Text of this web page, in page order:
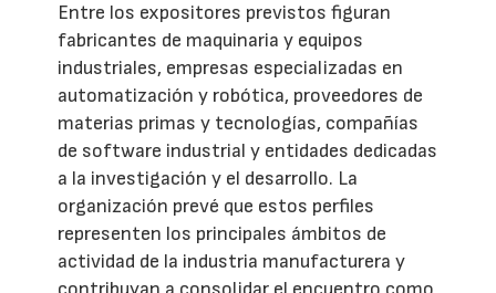
Entre los expositores previstos figuran
fabricantes de maquinaria y equipos
industriales, empresas especializadas en
automatización y robótica, proveedores de
materias primas y tecnologías, compañías
de software industrial y entidades dedicadas
a la investigación y el desarrollo. La
organización prevé que estos perfiles
representen los principales ámbitos de
actividad de la industria manufacturera y